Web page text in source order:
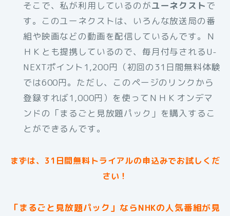
そこで、私が利用しているのがユーネクストで
す。このユーネクストは、いろんな放送局の番
組や映画などの動画を配信しているんです。Ｎ
ＨＫとも提携しているので、毎月付与されるU-
NEXTポイント1,200円（初回の31日間無料体験
では600円。ただし、このページのリンクから
登録すれば1,000円）を使ってＮＨＫオンデマ
ンドの「まるごと見放題パック」を購入するこ
とができるんです。
まずは、31日間無料トライアルの申込みでお試しくだ
さい！
「まるごと見放題パック」ならNHKの人気番組が見